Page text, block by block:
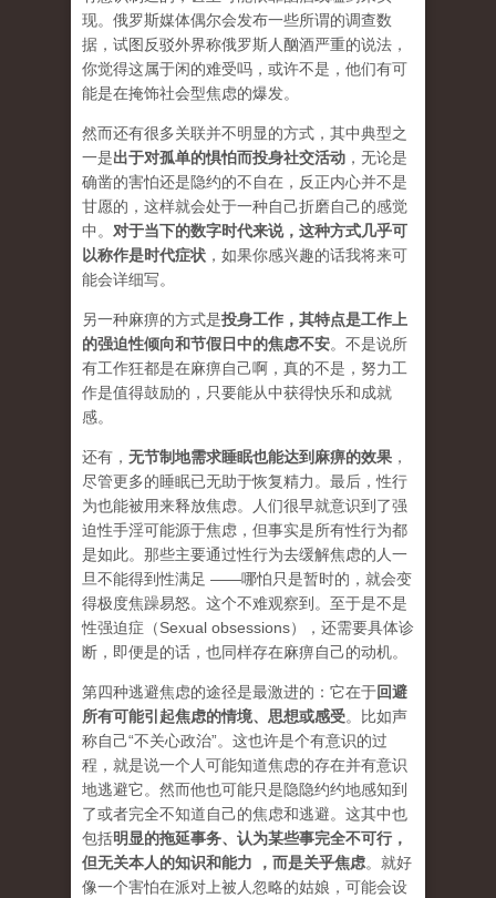
现。俄罗斯媒体偶尔会发布一些所谓的调查数
据，试图反驳外界称俄罗斯人酗酒严重的说法，
你觉得这属于闲的难受吗，或许不是，他们有可
能是在掩饰社会型焦虑的爆发。
然而还有很多关联并不明显的方式，其中典型之
一是出于对孤单的惧怕而投身社交活动 ，无论是
确凿的害怕还是隐约的不自在，反正内心并不是
甘愿的，这样就会处于一种自己折磨自己的感觉
中。 对于当下的数字时代来说，这种方式几乎可
以称作是时代症状 ，如果你感兴趣的话我将来可
能会详细写。
另一种麻痹的方式是投身工作，其特点是工作上
的强迫性倾向和节假日中的焦虑不安。不是说所
有工作狂都是在麻痹自己啊，真的不是，努力工
作是值得鼓励的，只要能从中获得快乐和成就
感。
还有， 无节制地需求睡眠也能达到麻痹的效果 ，
尽管更多的睡眠已无助于恢复精力。最后，性行
为也能被用来释放焦虑。人们很早就意识到了强
迫性手淫可能源于焦虑，但事实是所有性行为都
是如此。那些主要通过性行为去缓解焦虑的人一
旦不能得到性满足 ——哪怕只是暂时的，就会变
得极度焦躁易怒。这个不难观察到。至于是不是
性强迫症（Sexual obsessions），还需要具体诊
断，即便是的话，也同样存在麻痹自己的动机。
第四种逃避焦虑的途径是最激进的：它在于回避
所有可能引起焦虑的情境、思想或感受。比如声
称自己“不关心政治”。这也许是个有意识的过
程，就是说一个人可能知道焦虑的存在并有意识
地逃避它。然而他也可能只是隐隐约约地感知到
了或者完全不知道自己的焦虑和逃避。这其中也
包括明显的拖延事务、认为某些事完全不可行，
但无关本人的知识和能力 ，而是关乎焦虑。 就好
像一个害怕在派对上被人忽略的姑娘，可能会设